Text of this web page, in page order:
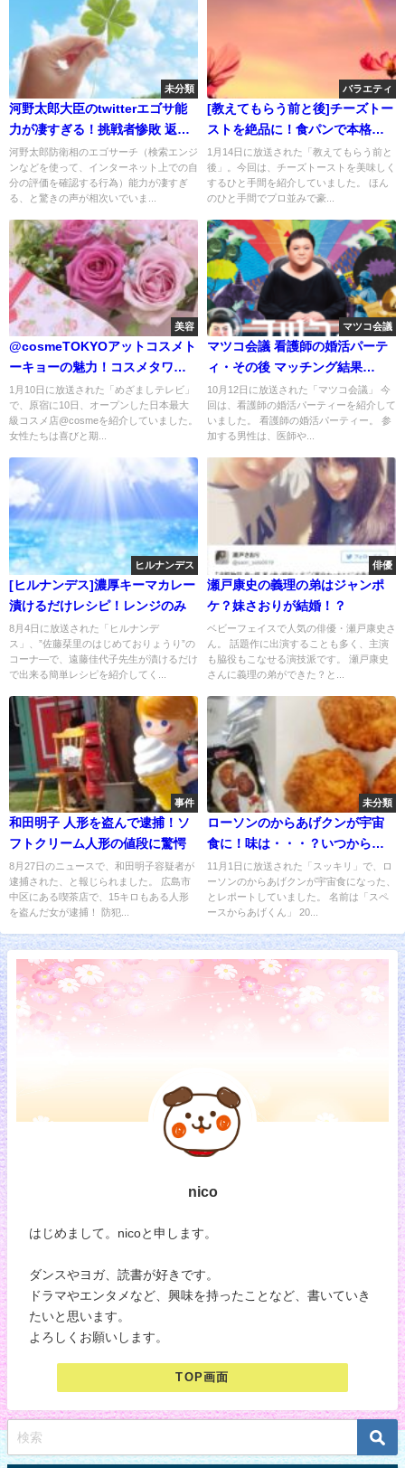
未分類
河野太郎大臣のtwitterエゴサ能
力が凄すぎる！挑戦者惨敗 返し
も秀逸
河野太郎防衛相のエゴサーチ（検索エンジ
ンなどを使って、インターネット上での自
分の評価を確認する行為）能力が凄すぎ
る、と驚きの声が相次いでいま...
バラエティ
[教えてもらう前と後]チーズトー
ストを絶品に！食パンで本格ピ
ザ
1月14日に放送された「教えてもらう前と
後」。今回は、チーズトーストを美味しく
するひと手間を紹介していました。 ほん
のひと手間でプロ並みで豪...
美容
@cosmeTOKYOアットコスメト
ーキョーの魅力！コスメタワー
や肌診断
1月10日に放送された「めざましテレビ」
で、原宿に10日、オープンした日本最大
級コスメ店@cosmeを紹介していました。
女性たちは喜びと期...
マツコ会議
マツコ会議 看護師の婚活パーテ
ィ・その後 マッチング結果
は・・・？
10月12日に放送された「マツコ会議」 今
回は、看護師の婚活パーティーを紹介して
いました。 看護師の婚活パーティー。 参
加する男性は、医師や...
ヒルナンデス
[ヒルナンデス]濃厚キーマカレー
漬けるだけレシピ！レンジのみ
8月4日に放送された「ヒルナンデ
ス」、”佐藤栞里のはじめておりょうり”の
コーナ―で、遠藤佳代子先生が漬けるだけ
で出来る簡単レシピを紹介してく...
俳優
瀬戸康史の義理の弟はジャンポ
ケ？妹さおりが結婚！？
ベビーフェイスで人気の俳優・瀬戸康史さ
ん。 話題作に出演することも多く、主演
も脇役もこなせる演技派です。 瀬戸康史
さんに義理の弟ができた？と...
事件
和田明子 人形を盗んで逮捕！ソ
フトクリーム人形の値段に驚愕
8月27日のニュースで、和田明子容疑者が
逮捕された、と報じられました。 広島市
中区にある喫茶店で、15キロもある人形
を盗んだ女が逮捕！ 防犯...
未分類
ローソンのからあげクンが宇宙
食に！味は・・・？いつから販
売？
11月1日に放送された「スッキリ」で、ロ
ーソンのからあげクンが宇宙食になった、
とレポートしていました。 名前は「スペ
ースからあげくん」 20...
nico
はじめまして。nicoと申します。
ダンスやヨガ、読書が好きです。
ドラマやエンタメなど、興味を持ったことなど、書いていき
たいと思います。
よろしくお願いします。
TOP画面